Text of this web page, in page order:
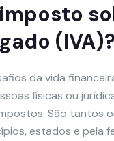
(IVA)?
da vida
físicas ou
São tantos
estados e pela